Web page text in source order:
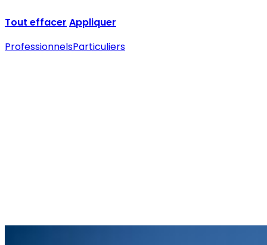
Tout effacer Appliquer
ProfessionnelsParticuliers